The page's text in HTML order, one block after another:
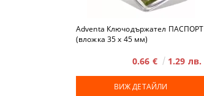
Adventa Ключодържател ПАСПОРТ
(вложка 35 x 45 мм)
0.66 € 1.29 лв.
ВИЖ ДЕТАЙЛИ